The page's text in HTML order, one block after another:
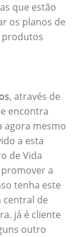
que estão
os planos de
produtos
, através de
encontra
agora mesmo
a esta
de Vida
a
tenha este
central de
já é cliente
outro